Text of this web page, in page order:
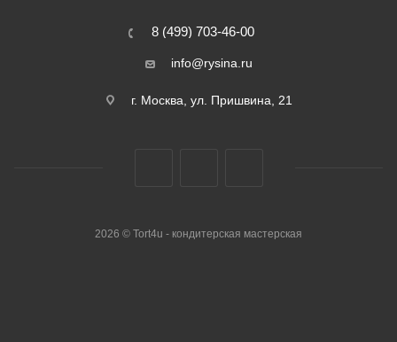
8 (499) 703-46-00
info@rysina.ru
г. Москва, ул. Пришвина, 21
2026 © Tort4u - кондитерская мастерская